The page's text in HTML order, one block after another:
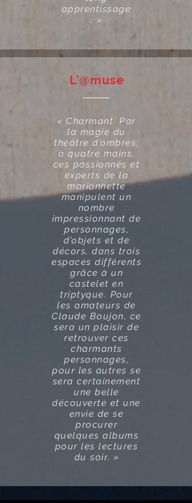
apprentissage
. »
L’@muse
« Charmant. Par
la magie du
théâtre d’ombres,
à quatre mains,
ces passionnés et
experts de la
marionnette
manipulent un
nombre
impressionnant de
personnages,
d’objets et de
décors, dans trois
espaces différents
grâce à un
castelet en
triptyque. Pour
les amateurs de
Claude Boujon, ce
sera un plaisir de
retrouver ces
charmants
personnages,
pour les autres se
sera certainement
une belle
découverte et une
envie de se
procurer
quelques albums
pour les lectures
du soir. »